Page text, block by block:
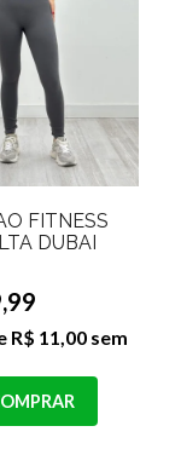
FITNESS
DUBAI
R$ 11,00 sem